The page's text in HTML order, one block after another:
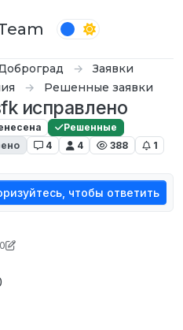
Заявки
Решенные заявки
исправлено
Решенные
4 4 388 1
чтобы ответить